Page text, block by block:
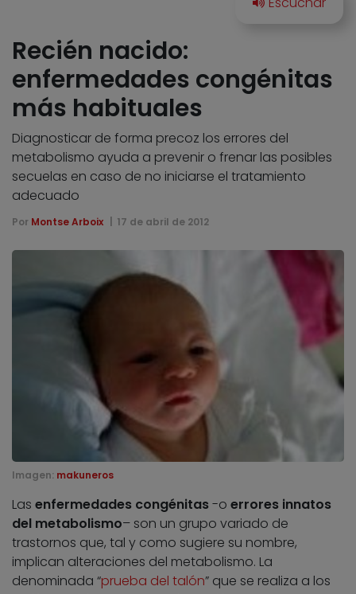
Recién nacido:
enfermedades congénitas
más habituales
Diagnosticar de forma precoz los errores del
metabolismo ayuda a prevenir o frenar las posibles
secuelas en caso de no iniciarse el tratamiento
adecuado
Por Montse Arboix 17 de abril de 2012
Imagen: makuneros
Las enfermedades congénitas-o errores innatos
del metabolismo– son un grupo variado de
trastornos que, tal y como sugiere su nombre,
implican alteraciones del metabolismo. La
denominada “prueba del talón” que se realiza a los